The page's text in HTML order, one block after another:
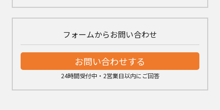
フォームからお問い合わせ
お問い合わせする
24時間受付中・2営業日以内にご回答